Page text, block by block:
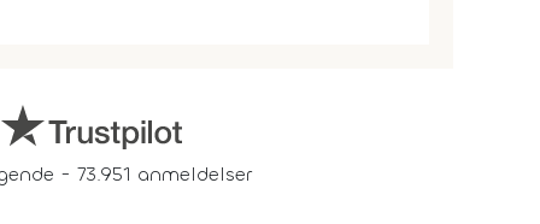
- 73.951 anmeldelser